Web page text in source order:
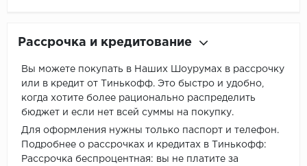
Рассрочка и кредитование
Вы можете покупать в Наших Шоурумах в рассрочку
или в кредит от Тинькофф. Это быстро и удобно,
когда хотите более рационально распределить
бюджет и если нет всей суммы на покупку.
Для оформления нужны только паспорт и телефон.
Подробнее о рассрочках и кредитах в Тинькофф:
Рассрочка беспроцентная: вы не платите за